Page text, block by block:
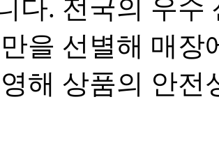
다. 전국의 우수
을 선별해 매장
해 상품의 안전